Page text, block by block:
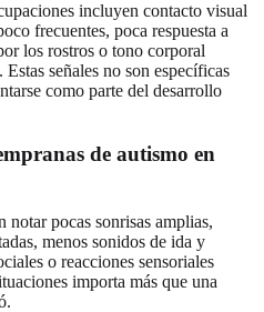
incluyen contacto visual
frecuentes, poca respuesta a
los rostros o tono corporal
señales no son específicas
como parte del desarrollo
de autismo en
notar pocas sonrisas amplias,
menos sonidos de ida y
o reacciones sensoriales
importa más que una